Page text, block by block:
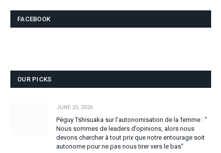
FACEBOOK
OUR PICKS
JUNE 25, 2026
Péguy Tshisuaka sur l’autonomisation de la femme : ”
Nous sommes de leaders d’opinions, alors nous
devons chercher à tout prix que notre entourage soit
autonome pour ne pas nous tirer vers le bas”